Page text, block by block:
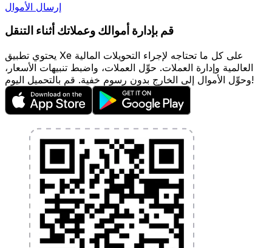
إرسال الأموال
قم بإدارة أموالك وعملاتك أثناء التنقل
يحتوي تطبيق Xe على كل ما تحتاجه لإجراء التحويلات المالية
العالمية وإدارة العملات. حوِّل العملات، واضبط تنبيهات الأسعار،
وحوِّل الأموال إلى الخارج بدون رسوم خفية. قم بالتحميل اليوم!